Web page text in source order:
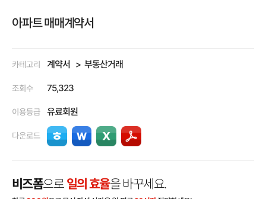
아파트 매매계약서
카테고리 계약서 부동산거래
조회수 75,323
이용등급 유료회원
다운로드
비즈폼으로 일의 효율을 바꾸세요.